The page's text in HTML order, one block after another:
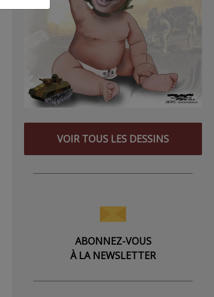
VOIR TOUS LES DESSINS
ABONNEZ-VOUS
À LA NEWSLETTER